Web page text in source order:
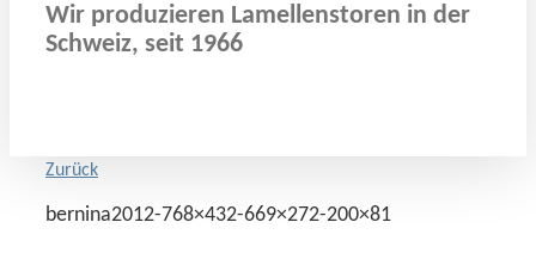
Wir produzieren Lamellenstoren in der
Schweiz, seit 1966
Zurück
bernina2012-768×432-669×272-200×81